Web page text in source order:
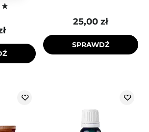
25,00 zł
SPRAWDŹ